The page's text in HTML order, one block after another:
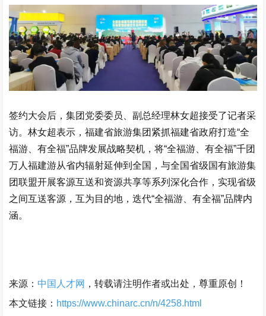
签约大会后，集团党委委员、副总经理林女超接受了记者采
访。林女超表示，福建省旅游集团紧抓福建省政府打造“全
福游、有全福”品牌发展战略契机，将“全福游、有全福”千团
万人福建游从省内辐射延伸到全国，与全国省级国有旅游集
团联盟开展客源互送和资源共享等系列深化合作，实现省级
之间互送客源，互为目的地，迭代“全福游、有全福”品牌内
涵。
来源： 中国人才网 ，转载请注明作者或出处，尊重原创！
本文链接： https://www.chinarc.cn/n/4258.html